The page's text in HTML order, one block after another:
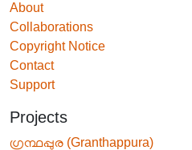
About
Collaborations
Copyright Notice
Contact
Support
Projects
ഗ്രന്ഥപ്പുര (Granthappura)